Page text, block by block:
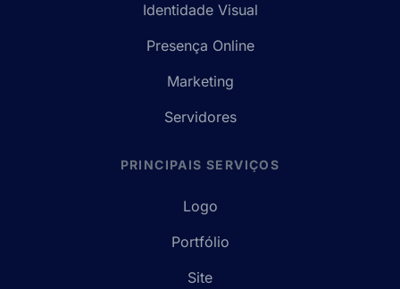
Identidade Visual
Presença Online
Marketing
Servidores
PRINCIPAIS SERVIÇOS
Logo
Portfólio
Site